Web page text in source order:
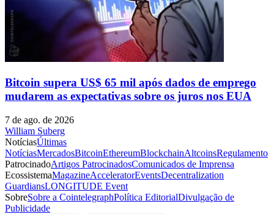
Bitcoin supera US$ 65 mil após dados de emprego
mudarem as expectativas sobre os juros nos EUA
7 de ago. de 2026
William Suberg
NotíciasÚltimas
NotíciasMercadosBitcoinEthereumBlockchainAltcoinsRegulamento
PatrocinadoArtigos PatrocinadosComunicados de Imprensa
EcossistemaMagazineAcceleratorEventsDecentralization
GuardiansLONGITUDE Event
SobreSobre a CointelegraphPolítica EditorialDivulgação de
Publicidade